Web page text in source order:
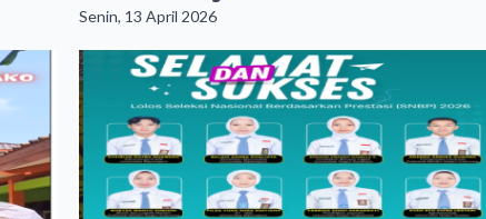
Senin, 13 April 2026